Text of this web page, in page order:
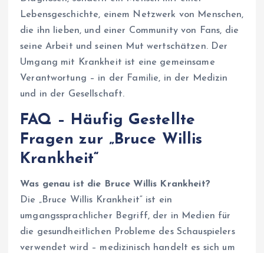
Lebensgeschichte, einem Netzwerk von Menschen,
die ihn lieben, und einer Community von Fans, die
seine Arbeit und seinen Mut wertschätzen. Der
Umgang mit Krankheit ist eine gemeinsame
Verantwortung – in der Familie, in der Medizin
und in der Gesellschaft.
FAQ – Häufig Gestellte
Fragen zur „Bruce Willis
Krankheit“
Was genau ist die Bruce Willis Krankheit?
Die „Bruce Willis Krankheit“ ist ein
umgangssprachlicher Begriff, der in Medien für
die gesundheitlichen Probleme des Schauspielers
verwendet wird – medizinisch handelt es sich um